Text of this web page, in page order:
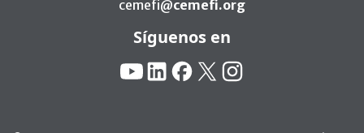
cemefi@cemefi.org
Síguenos en
YouTube
LinkedinFacebook
X Instagram